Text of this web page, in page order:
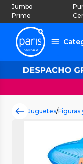
Jumbo
Prime
Juguetes/Figuras